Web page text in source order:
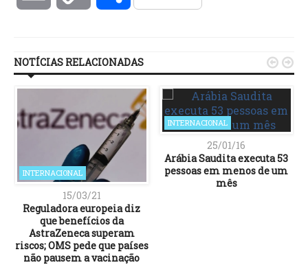
NOTÍCIAS RELACIONADAS
INTERNACIONAL
15/03/21
Reguladora europeia diz
que benefícios da
AstraZeneca superam
riscos; OMS pede que países
não pausem a vacinação
INTERNACIONAL
25/01/16
Arábia Saudita executa 53
pessoas em menos de um
mês
 